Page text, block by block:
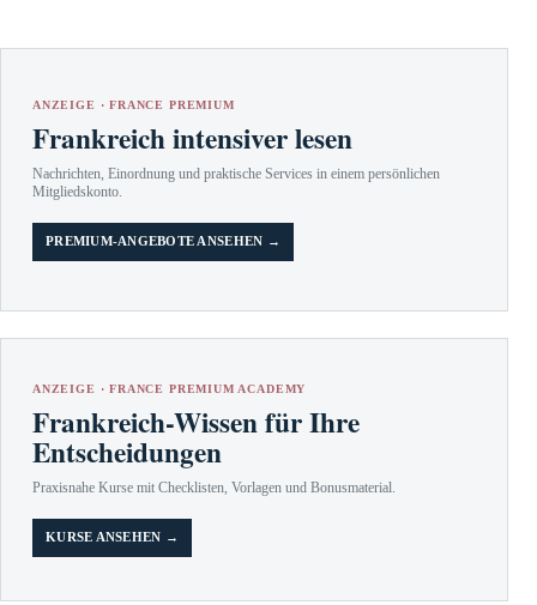
ANZEIGE · FRANCE PREMIUM
Frankreich intensiver lesen
Nachrichten, Einordnung und praktische Services in einem persönlichen
Mitgliedskonto.
PREMIUM-ANGEBOTE ANSEHEN →
ANZEIGE · FRANCE PREMIUM ACADEMY
Frankreich-Wissen für Ihre
Entscheidungen
Praxisnahe Kurse mit Checklisten, Vorlagen und Bonusmaterial.
KURSE ANSEHEN →